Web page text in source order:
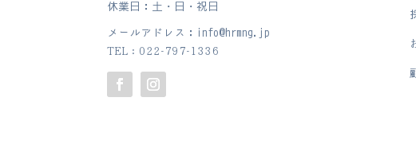
休業日：土・日・祝日
メールアドレス：info@hrmng.jp
TEL：022-797-1336